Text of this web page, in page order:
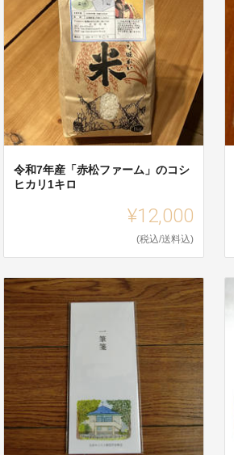
令和7年産「赤松ファーム」のコシ
ヒカリ1キロ
¥12,000
(税込/送料込)